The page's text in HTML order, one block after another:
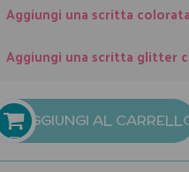
Aggiungi una scritta
Aggiungi una scritta glitter

AGGIUNGI AL